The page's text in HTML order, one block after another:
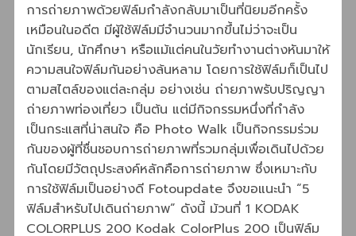
การถ่ายภาพด้วยฟิล์มกำลังกลับมาเป็นที่นิยมอีกครั้ง
เหมือนในอดีต มีผู้ใช้ฟิล์มมีจำนวนมากขึ้นไม่ว่าจะเป็น
นักเรียน, นักศึกษา หรือแม้แต่คนในวัยทำงานต่างหันมาให้
ความสนใจฟิล์มกันอย่างล้นหลาม โดยการใช้ฟิล์มก็เป็นไป
ตามสไตล์ของแต่ละกลุ่ม อย่างเช่น ถ่ายภาพรับปริญญา
ถ่ายภาพท่องเที่ยว เป็นต้น แต่มีกิจกรรมหนึ่งที่กำลัง
เป็นกระแสที่น่าสนใจ คือ Photo Walk เป็นกิจกรรมร่วม
กันของผู้ที่ชื่นชอบการถ่ายภาพที่รวมกลุ่มเพื่อเดินไปด้วย
กันโดยมีวัตถุประสงค์หลักคือการถ่ายภาพ ซึ่งเหมาะกับ
การใช้ฟิล์มเป็นอย่างดี Fotoupdate จึงขอแนะนำ “5
ฟิล์มสำหรับไปเดินถ่ายภาพ” ดังนี้ ม้วนที่ 1 KODAK
COLORPLUS 200 Kodak ColorPlus 200 เป็นฟิล์ม